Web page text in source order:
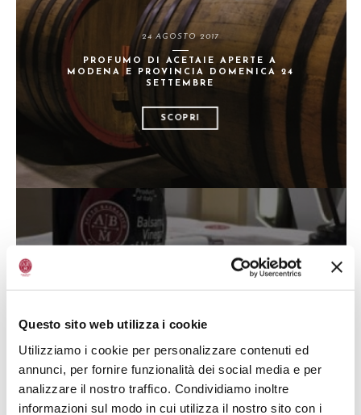
Questo sito web utilizza i cookie
Utilizziamo i cookie per personalizzare contenuti ed
annunci, per fornire funzionalità dei social media e per
analizzare il nostro traffico. Condividiamo inoltre
informazioni sul modo in cui utilizza il nostro sito con i
24 AGOSTO 2017
PROFUMO DI ACETAIE APERTE A
MODENA E PROVINCIA DOMENICA 24
SETTEMBRE
SCOPRI
SCOPRI